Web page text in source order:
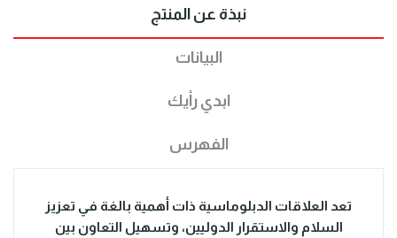
نبذة عن المنتج
البيانات
ابدي رأيك
الفهرس
تعد العلاقات الدبلوماسية ذات أهمية بالغة في تعزيز
السلام والاستقرار الدوليين، وتسهيل التعاون بين